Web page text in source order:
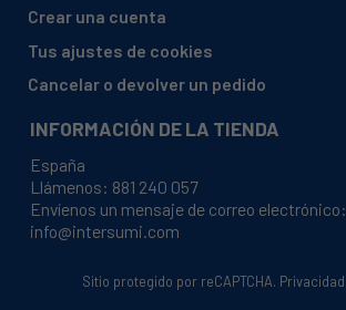
Crear una cuenta
Tus ajustes de cookies
Cancelar o devolver un pedido
INFORMACIÓN DE LA TIENDA
España
Llámenos: 881 240 057
Envíenos un mensaje de correo electrónico:
info@intersumi.com
Sitio protegido por reCAPTCHA. Privacidad